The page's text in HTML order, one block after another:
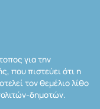
για την
που πιστεύει ότι η
τον θεμέλιο λίθο
δημοτών.